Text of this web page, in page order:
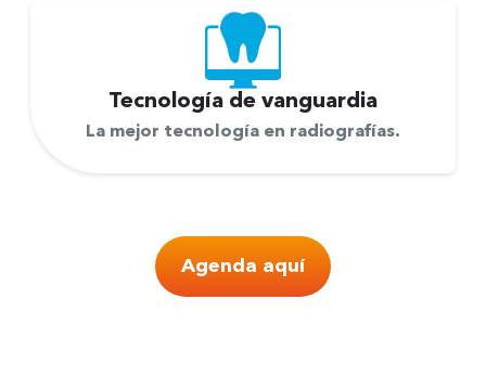
Tecnología de vanguardia
La mejor tecnología en radiografías.
Agenda aquí